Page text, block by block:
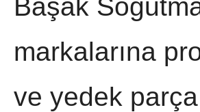
Başak
markalarına
ve yedek